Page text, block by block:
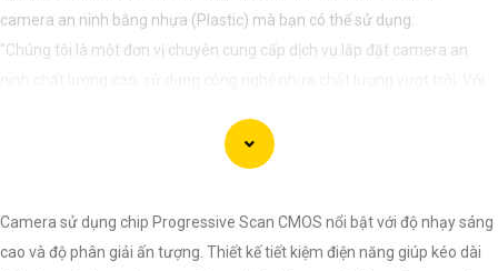
camera an ninh bằng nhựa (Plastic) mà bạn có thể sử dụng:
"Chúng tôi là một đơn vị chuyên cung cấp dịch vụ lắp đặt camera an
khách hàng sự an tâm và yên tâm về an ninh tại mọi không gian. Hệ
thống camera nhựa của chúng An Thành Phát Không chỉ mang lại hình
hiệu quả. Đến với chúng tôi, quý khách sẽ được tư vấn kỹ lưỡng và lựa
chọn giải pháp an ninh tốt nhất cho gia đình, cửa hàng hoặc doanh
Camera sử dụng chip Progressive Scan CMOS nổi bật với độ nhạy sáng
cao và độ phân giải ấn tượng. Thiết kế tiết kiệm điện năng giúp kéo dài